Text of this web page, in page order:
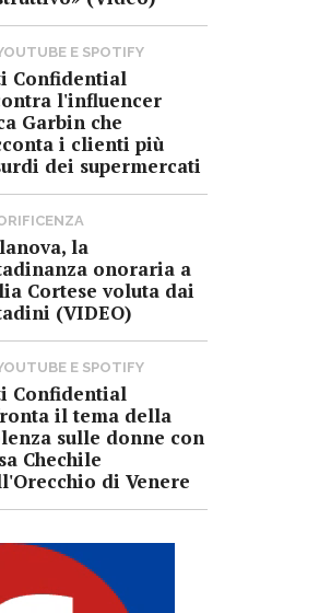
E SPOTIFY
Confidential
l'influencer
Garbin che
i clienti più
dei supermercati
la
onoraria a
Cortese voluta dai
(VIDEO)
E SPOTIFY
Confidential
il tema della
sulle donne con
Chechile
di Venere